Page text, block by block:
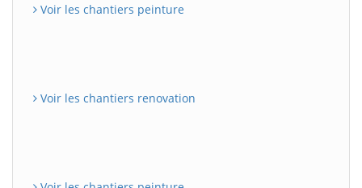
Voir les chantiers peinture
Voir les chantiers renovation